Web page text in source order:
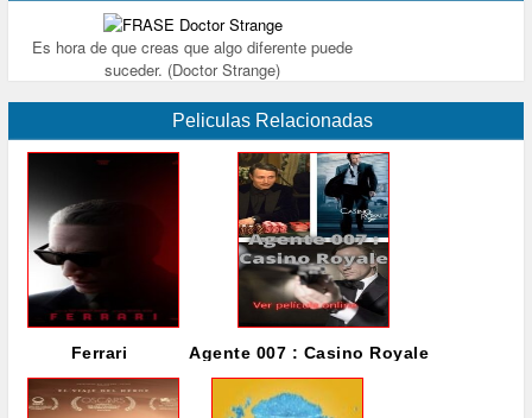
Es hora de que creas que algo diferente puede
suceder. (Doctor Strange)
Peliculas Relacionadas
Ferrari Agente 007 : Casino Royale